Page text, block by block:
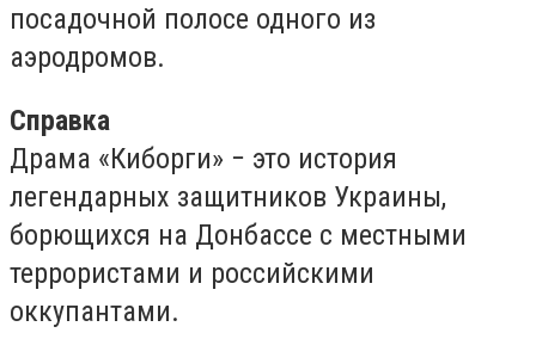
посадочной полосе одного из
аэродромов.
Справка
Драма «Киборги» − это история
легендарных защитников Украины,
борющихся на Донбассе с местными
террористами и российскими
оккупантами.